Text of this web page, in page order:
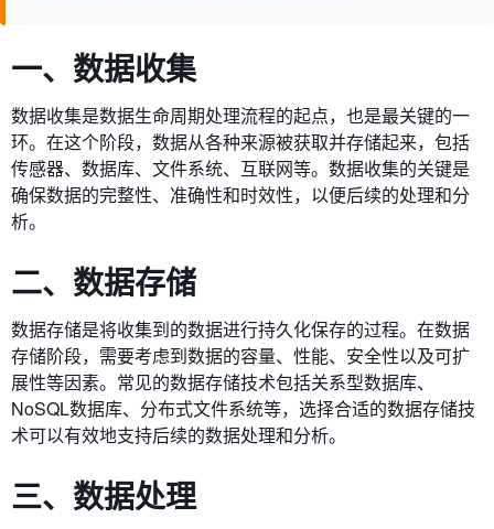
一、数据收集
数据收集是数据生命周期处理流程的起点，也是最关键的一
环。在这个阶段，数据从各种来源被获取并存储起来，包括
传感器、数据库、文件系统、互联网等。数据收集的关键是
确保数据的完整性、准确性和时效性，以便后续的处理和分
析。
二、数据存储
数据存储是将收集到的数据进行持久化保存的过程。在数据
存储阶段，需要考虑到数据的容量、性能、安全性以及可扩
展性等因素。常见的数据存储技术包括关系型数据库、
NoSQL数据库、分布式文件系统等，选择合适的数据存储技
术可以有效地支持后续的数据处理和分析。
三、数据处理